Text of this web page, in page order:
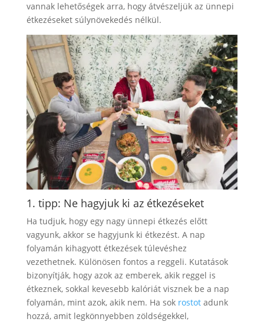
vannak lehetőségek arra, hogy átvészeljük az ünnepi
étkezéseket súlynövekedés nélkül.
1. tipp: Ne hagyjuk ki az étkezéseket
Ha tudjuk, hogy egy nagy ünnepi étkezés előtt
vagyunk, akkor se hagyjunk ki étkezést. A nap
folyamán kihagyott étkezések túlevéshez
vezethetnek. Különösen fontos a reggeli. Kutatások
bizonyítják, hogy azok az emberek, akik reggel is
étkeznek, sokkal kevesebb kalóriát visznek be a nap
folyamán, mint azok, akik nem. Ha sok rostotadunk
hozzá, amit legkönnyebben zöldségekkel,